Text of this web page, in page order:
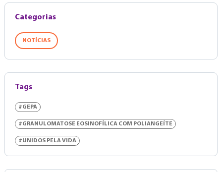
Categorias
NOTÍCIAS
Tags
#GEPA
#GRANULOMATOSE EOSINOFÍLICA COM POLIANGEÍTE
#UNIDOS PELA VIDA